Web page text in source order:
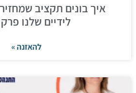
איך בונים תקציב
לידיים שלנו פרק 123
להאזנה »